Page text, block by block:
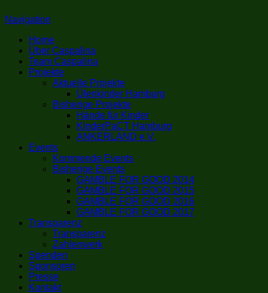
Navigation
Home
Über Caspalina
Team Caspalina
Projekte
Aktuelle Projekte
Ülenkinder Hamburg
Bisherige Projekte
Hände für Kinder
KinderPaCT Hamburg
ANKERLAND e.V.
Events
Kommende Events
Bisherige Events
GAMBLE FOR GOOD 2014
GAMBLE FOR GOOD 2015
GAMBLE FOR GOOD 2016
GAMBLE FOR GOOD 2017
Transparenz
Transparenz
Zahlenwerk
Spenden
Sponsoren
Presse
Kontakt